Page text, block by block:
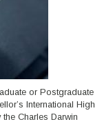
or Postgraduate
International High
Charles Darwin